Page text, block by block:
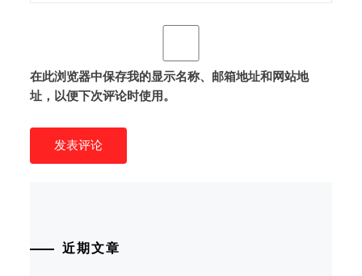
在此浏览器中保存我的显示名称、邮箱地址和网站地
址，以便下次评论时使用。
近期文章